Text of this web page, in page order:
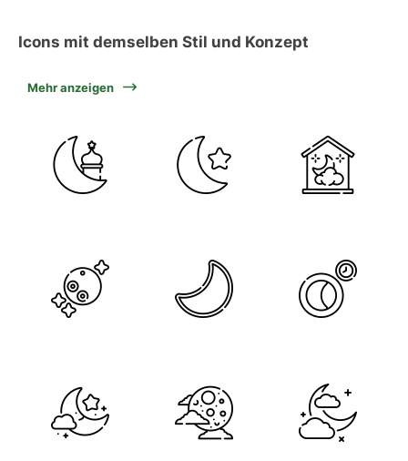
Icons mit demselben Stil und Konzept
Mehr anzeigen